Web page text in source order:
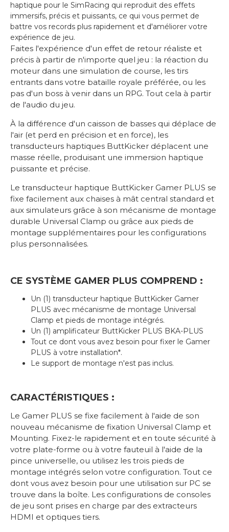
haptique pour le SimRacing qui reproduit des effets
immersifs, précis et puissants, ce qui vous permet de
battre vos records plus rapidement et d'améliorer votre
expérience de jeu.
Faites l'expérience d'un effet de retour réaliste et
précis à partir de n'importe quel jeu : la réaction du
moteur dans une simulation de course, les tirs
entrants dans votre bataille royale préférée, ou les
pas d'un boss à venir dans un RPG. Tout cela à partir
de l'audio du jeu.
À la différence d'un caisson de basses qui déplace de
l'air (et perd en précision et en force), les
transducteurs haptiques ButtKicker déplacent une
masse réelle, produisant une immersion haptique
puissante et précise.
Le transducteur haptique ButtKicker Gamer PLUS se
fixe facilement aux chaises à mât central standard et
aux simulateurs grâce à son mécanisme de montage
durable Universal Clamp ou grâce aux pieds de
montage supplémentaires pour les configurations
plus personnalisées.
CE SYSTÈME GAMER PLUS COMPREND :
Un (1) transducteur haptique ButtKicker Gamer
PLUS avec mécanisme de montage Universal
Clamp et pieds de montage intégrés.
Un (1) amplificateur ButtKicker PLUS BKA-PLUS
Tout ce dont vous avez besoin pour fixer le Gamer
PLUS à votre installation*.
Le support de montage n'est pas inclus.
CARACTÉRISTIQUES :
Le Gamer PLUS se fixe facilement à l'aide de son
nouveau mécanisme de fixation Universal Clamp et
Mounting. Fixez-le rapidement et en toute sécurité à
votre plate-forme ou à votre fauteuil à l'aide de la
pince universelle, ou utilisez les trois pieds de
montage intégrés selon votre configuration. Tout ce
dont vous avez besoin pour une utilisation sur PC se
trouve dans la boîte. Les configurations de consoles
de jeu sont prises en charge par des extracteurs
HDMI et optiques tiers.